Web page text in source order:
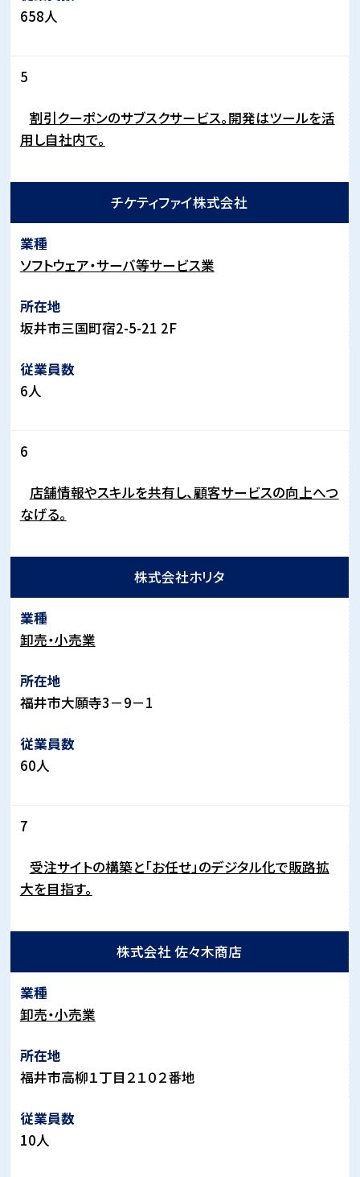
658人
5
割引クーポンのサブスクサービス。開発はツールを活
用し自社内で。
チケティファイ株式会社
ソフトウェア・サーバ等サービス業
坂井市三国町宿2-5-21 2F
6人
6
店舗情報やスキルを共有し、顧客サービスの向上へつ
なげる。
株式会社ホリタ
卸売・小売業
福井市大願寺3－9－1
60人
7
受注サイトの構築と「お任せ」のデジタル化で販路拡
大を目指す。
株式会社 佐々木商店
卸売・小売業
福井市高柳１丁目２１０２番地
10人